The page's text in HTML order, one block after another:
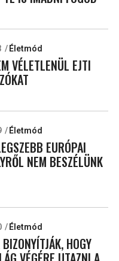
Életmód
VÉLETLENÜL EJTI
Életmód
EURÓPAI
NEM BESZÉLÜNK
Életmód
HOGY